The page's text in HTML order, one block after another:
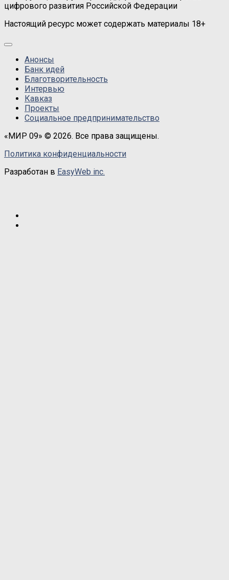
цифрового развития Российской Федерации
Настоящий ресурс может содержать материалы 18+
Анонсы
Банк идей
Благотворительность
Интервью
Кавказ
Проекты
Социальное предпринимательство
«МИР 09» © 2026. Все права защищены.
Политика конфиденциальности
Разработан в EasyWeb inc.